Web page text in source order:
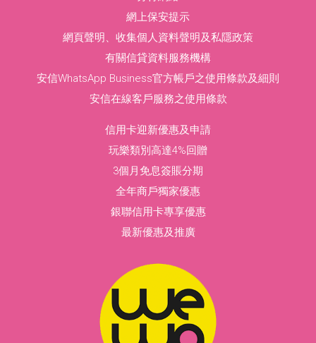
網上保安提示
網頁聲明、收集個人資料聲明及私隱政策
有關信貸資料服務機構
安信WhatsApp Business官方帳戶之使用條款及細則
安信在線客戶服務之使用條款
信用卡迎新優惠及申請
玩樂類別高達4%回贈
3個月免息簽賬分期
全年商戶獨家優惠
銀聯信用卡專享優惠
最新優惠及推廣